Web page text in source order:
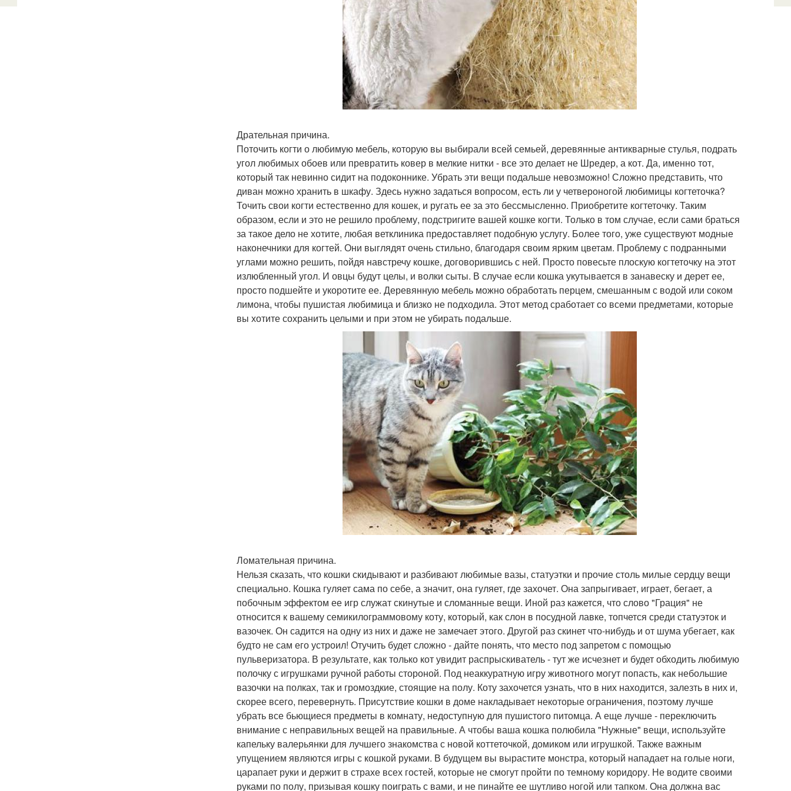
Дрательная причина.
Поточить когти о любимую мебель, которую вы выбирали всей семьей, деревянные антикварные стулья, подрать
угол любимых обоев или превратить ковер в мелкие нитки - все это делает не Шредер, а кот. Да, именно тот,
который так невинно сидит на подоконнике. Убрать эти вещи подальше невозможно! Сложно представить, что
диван можно хранить в шкафу. Здесь нужно задаться вопросом, есть ли у четвероногой любимицы когтеточка?
Точить свои когти естественно для кошек, и ругать ее за это бессмысленно. Приобретите когтеточку. Таким
образом, если и это не решило проблему, подстригите вашей кошке когти. Только в том случае, если сами браться
за такое дело не хотите, любая ветклиника предоставляет подобную услугу. Более того, уже существуют модные
наконечники для когтей. Они выглядят очень стильно, благодаря своим ярким цветам. Проблему с подранными
углами можно решить, пойдя навстречу кошке, договорившись с ней. Просто повесьте плоскую когтеточку на этот
излюбленный угол. И овцы будут целы, и волки сыты. В случае если кошка укутывается в занавеску и дерет ее,
просто подшейте и укоротите ее. Деревянную мебель можно обработать перцем, смешанным с водой или соком
лимона, чтобы пушистая любимица и близко не подходила. Этот метод сработает со всеми предметами, которые
вы хотите сохранить целыми и при этом не убирать подальше.
Ломательная причина.
Нельзя сказать, что кошки скидывают и разбивают любимые вазы, статуэтки и прочие столь милые сердцу вещи
специально. Кошка гуляет сама по себе, а значит, она гуляет, где захочет. Она запрыгивает, играет, бегает, а
побочным эффектом ее игр служат скинутые и сломанные вещи. Иной раз кажется, что слово "Грация" не
относится к вашему семикилограммовому коту, который, как слон в посудной лавке, топчется среди статуэток и
вазочек. Он садится на одну из них и даже не замечает этого. Другой раз скинет что-нибудь и от шума убегает, как
будто не сам его устроил! Отучить будет сложно - дайте понять, что место под запретом с помощью
пульверизатора. В результате, как только кот увидит распрыскиватель - тут же исчезнет и будет обходить любимую
полочку с игрушками ручной работы стороной. Под неаккуратную игру животного могут попасть, как небольшие
вазочки на полках, так и громоздкие, стоящие на полу. Коту захочется узнать, что в них находится, залезть в них и,
скорее всего, перевернуть. Присутствие кошки в доме накладывает некоторые ограничения, поэтому лучше
убрать все бьющиеся предметы в комнату, недоступную для пушистого питомца. А еще лучше - переключить
внимание с неправильных вещей на правильные. А чтобы ваша кошка полюбила "Нужные" вещи, используйте
капельку валерьянки для лучшего знакомства с новой коттеточкой, домиком или игрушкой. Также важным
упущением являются игры с кошкой руками. В будущем вы вырастите монстра, который нападает на голые ноги,
царапает руки и держит в страхе всех гостей, которые не смогут пройти по темному коридору. Не водите своими
руками по полу, призывая кошку поиграть с вами, и не пинайте ее шутливо ногой или тапком. Она должна вас